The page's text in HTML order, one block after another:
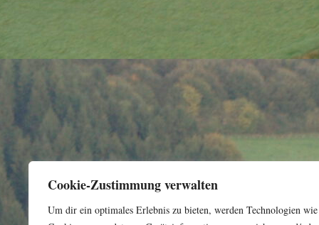
Cookie-Zustimmung verwalten
Um dir ein optimales Erlebnis zu bieten, werden Technologien wie